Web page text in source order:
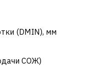
(DMIN), мм
СОЖ)